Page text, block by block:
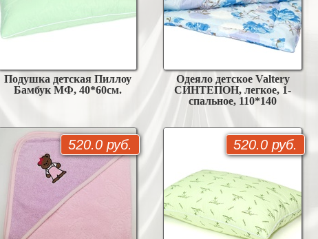
Подушка детская Пиллоу
Бамбук МФ, 40*60см.
Одеяло детское Valtery
СИНТЕПОН, легкое, 1-
спальное, 110*140
520.0 руб. 520.0 руб.